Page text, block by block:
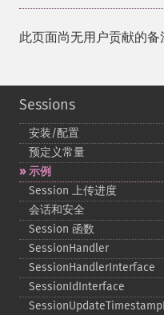
此页面尚无用户贡献的备
Sessions
安装/配置
预定义常量
示例
Session 上传进度
会话和安全
Session 函数
SessionHandler
SessionHandlerInterface
SessionIdInterface